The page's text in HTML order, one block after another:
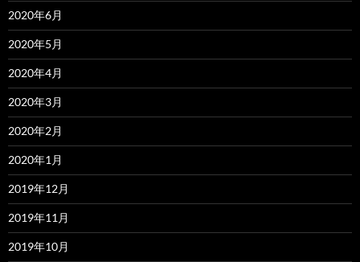
2020年6月
2020年5月
2020年4月
2020年3月
2020年2月
2020年1月
2019年12月
2019年11月
2019年10月